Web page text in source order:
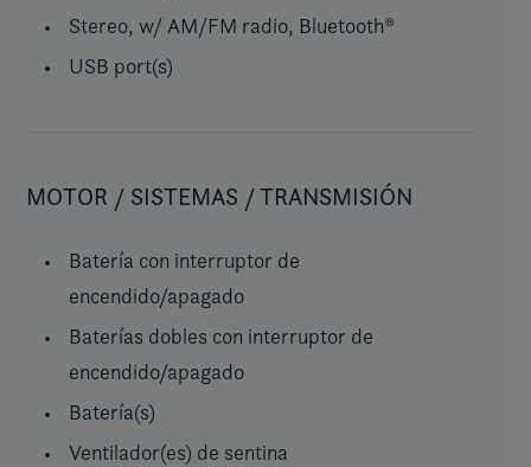
Stereo, w/ AM/FM radio, Bluetooth®
USB port(s)
MOTOR / SISTEMAS / TRANSMISIÓN
Batería con interruptor de
encendido/apagado
Baterías dobles con interruptor de
encendido/apagado
Batería(s)
Ventilador(es) de sentina